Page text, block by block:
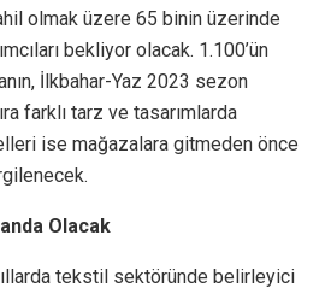
olmak üzere 65 binin üzerinde
bekliyor olacak. 1.100’ün
İlkbahar-Yaz 2023 sezon
farklı tarz ve tasarımlarda
ise mağazalara gitmeden önce
Olacak
tekstil sektöründe belirleyici